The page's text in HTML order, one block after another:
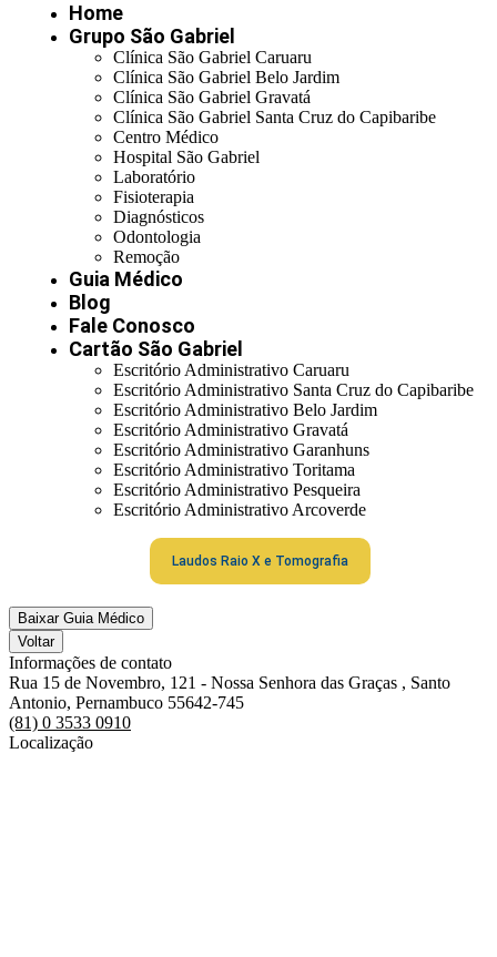
Home
Grupo São Gabriel
Clínica São Gabriel Caruaru
Clínica São Gabriel Belo Jardim
Clínica São Gabriel Gravatá
Clínica São Gabriel Santa Cruz do Capibaribe
Centro Médico
Hospital São Gabriel
Laboratório
Fisioterapia
Diagnósticos
Odontologia
Remoção
Guia Médico
Blog
Fale Conosco
Cartão São Gabriel
Escritório Administrativo Caruaru
Escritório Administrativo Santa Cruz do Capibaribe
Escritório Administrativo Belo Jardim
Escritório Administrativo Gravatá
Escritório Administrativo Garanhuns
Escritório Administrativo Toritama
Escritório Administrativo Pesqueira
Escritório Administrativo Arcoverde
Laudos Raio X e Tomografia
Baixar Guia Médico
Voltar
Informações de contato
Rua 15 de Novembro, 121 - Nossa Senhora das Graças , Santo
Antonio, Pernambuco 55642-745
(81) 0 3533 0910
Localização